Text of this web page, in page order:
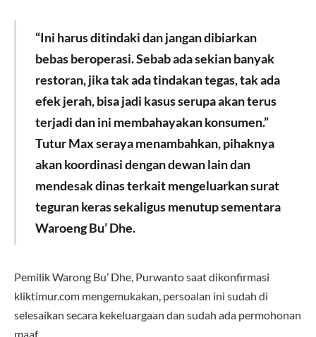
“Ini harus ditindaki dan jangan dibiarkan
bebas beroperasi. Sebab ada sekian banyak
restoran, jika tak ada tindakan tegas, tak ada
efek jerah, bisa jadi kasus serupa akan terus
terjadi dan ini membahayakan konsumen.”
Tutur Max seraya menambahkan, pihaknya
akan koordinasi dengan dewan lain dan
mendesak dinas terkait mengeluarkan surat
teguran keras sekaligus menutup sementara
Waroeng Bu’ Dhe.
Pemilik Warong Bu’ Dhe, Purwanto saat dikonfirmasi
kliktimur.com mengemukakan, persoalan ini sudah di
selesaikan secara kekeluargaan dan sudah ada permohonan
maaf.